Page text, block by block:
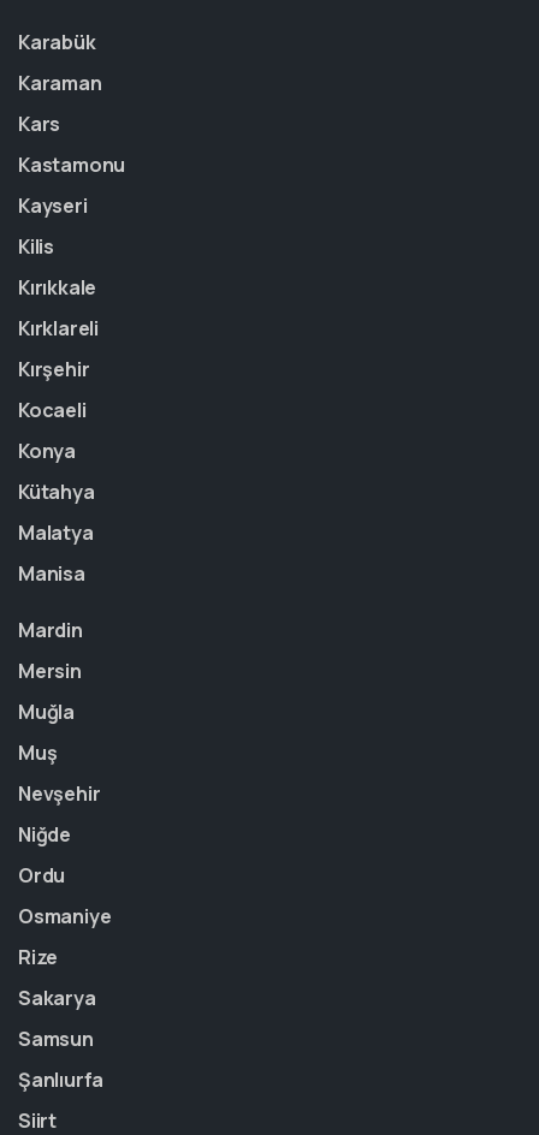
Karabük
Karaman
Kars
Kastamonu
Kayseri
Kilis
Kırıkkale
Kırklareli
Kırşehir
Kocaeli
Konya
Kütahya
Malatya
Manisa
Mardin
Mersin
Muğla
Muş
Nevşehir
Niğde
Ordu
Osmaniye
Rize
Sakarya
Samsun
Şanlıurfa
Siirt